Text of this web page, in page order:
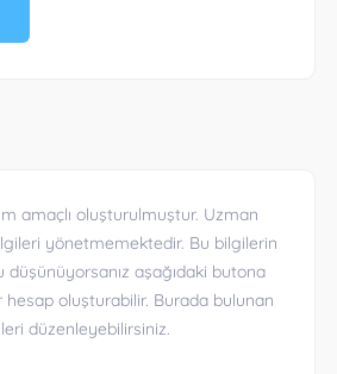
amaçlı oluşturulmuştur. Uzman
yönetmemektedir. Bu bilgilerin
aşağıdaki butona
hesap oluşturabilir. Burada bulunan
düzenleyebilirsiniz.